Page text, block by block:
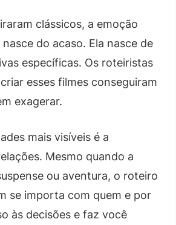
clássicos, a emoção
do acaso. Ela nasce de
específicas. Os roteiristas
esses filmes conseguiram
exagerar.
mais visíveis é a
Mesmo quando a
ou aventura, o roteiro
se importa com quem e por
às decisões e faz você